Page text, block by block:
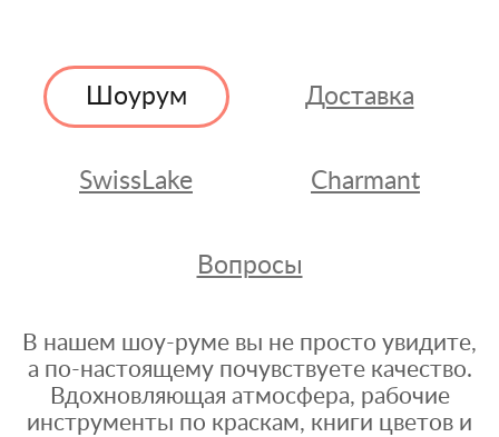
Шоурум Доставка
SwissLake Charmant
Вопросы
В нашем шоу-руме вы не просто увидите,
а по-настоящему почувствуете качество.
Вдохновляющая атмосфера, рабочие
инструменты по краскам, книги цветов и